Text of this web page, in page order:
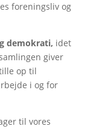
foreningsliv og
demokrati, idet
giver
op til
i og for
til vores